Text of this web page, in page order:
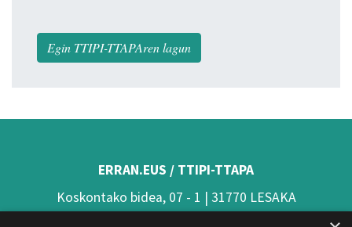
Egin TTIPI-TTAPAren lagun
ERRAN.EUS / TTIPI-TTAPA
Koskontako bidea, 07 - 1 | 31770 LESAKA